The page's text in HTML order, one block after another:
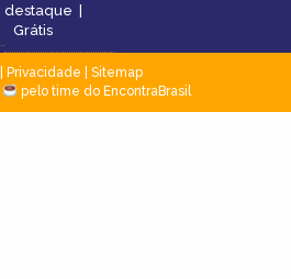
destaque |
Grátis
Privacidade
Sitemap
pelo time do EncontraBrasil